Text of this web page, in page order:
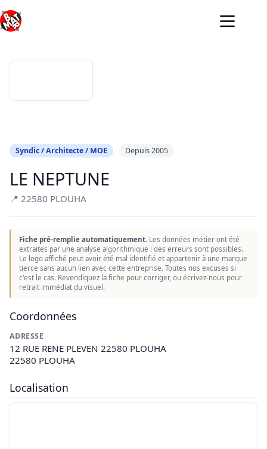
au
contenu
Syndic / Architecte / MOE Depuis 2005
LE NEPTUNE
📍 22580 PLOUHA
Fiche pré-remplie automatiquement. Les données métier ont été
extraites par une analyse algorithmique : des erreurs sont possibles.
Le logo affiché peut avoir été mal identifié et appartenir à une marque
tierce sans aucun lien avec cette entreprise. Toutes nos excuses si
c'est le cas. Revendiquez la fiche pour corriger, ou écrivez-nous pour
retrait immédiat du visuel.
Coordonnées
ADRESSE
12 RUE RENE PLEVEN 22580 PLOUHA
22580 PLOUHA
Localisation